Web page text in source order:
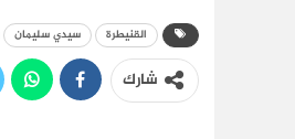
القنيطرة سيدي سليمان
شارك